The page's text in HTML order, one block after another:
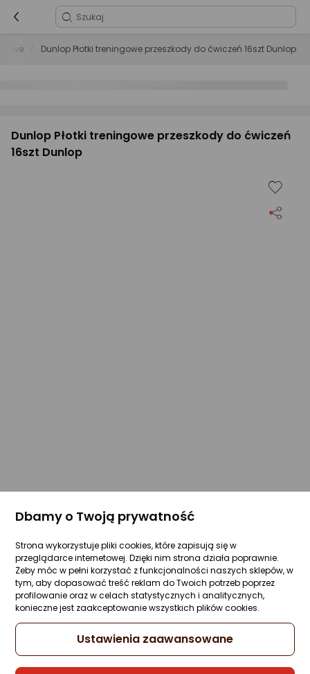
Dunlop Płotki treningowe przeszkody do ćwiczeń 16szt Dunlop
Dunlop Płotki treningowe przeszkody do ćwiczeń
16szt Dunlop
Dbamy o Twoją prywatność
Strona wykorzystuje pliki cookies, które zapisują się w
przeglądarce internetowej. Dzięki nim strona działa poprawnie.
Żeby móc w pełni korzystać z funkcjonalności naszych sklepów, w
tym, aby dopasować treść reklam do Twoich potrzeb poprzez
profilowanie oraz w celach statystycznych i analitycznych,
konieczne jest zaakceptowanie wszystkich plików cookies.
Ustawienia zaawansowane